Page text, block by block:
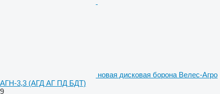
новая дисковая борона Велес-Агро
АГН-3,3 (АГД АГ ПД БДТ)
9